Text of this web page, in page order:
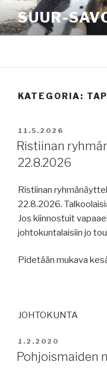
Siirry
sisältöönSUUR-
KATEGORIA:
JULKAISTU
11.5.2026
Ristiinan
22.8.2026
Ristiinan
22.8.2026.
Jos kiinnostuit
johtokuntalaisiin jo
Pidetään mukava
JOHTOKUNTA
JULKAISTU
1.2.2020
Pohjoismaiden